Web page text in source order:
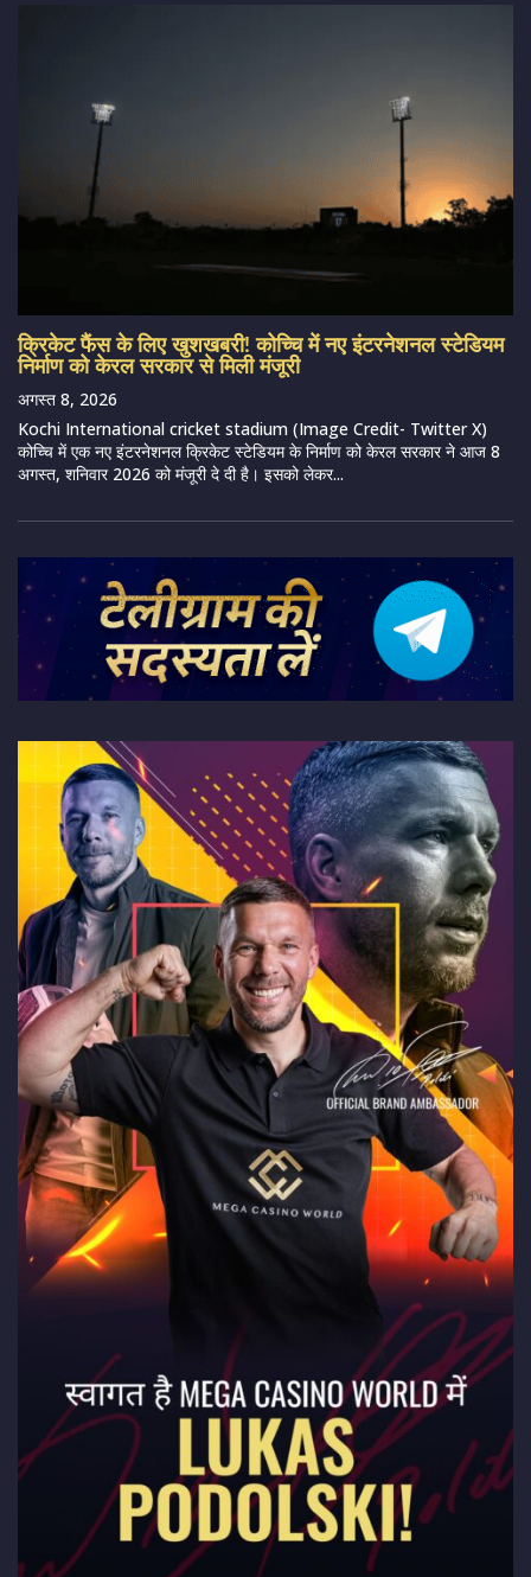
क्रिकेट फैंस के लिए खुशखबरी! कोच्चि में नए इंटरनेशनल स्टेडियम
निर्माण को केरल सरकार से मिली मंजूरी
अगस्त 8, 2026
Kochi International cricket stadium (Image Credit- Twitter X)
कोच्चि में एक नए इंटरनेशनल क्रिकेट स्टेडियम के निर्माण को केरल सरकार ने आज 8
अगस्त, शनिवार 2026 को मंजूरी दे दी है। इसको लेकर...